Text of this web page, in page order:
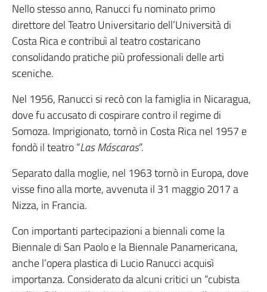
Nello stesso anno, Ranucci fu nominato primo
direttore del Teatro Universitario dell’Università di
Costa Rica e contribuì al teatro costaricano
consolidando pratiche più professionali delle arti
sceniche.
Nel 1956, Ranucci si recò con la famiglia in Nicaragua,
dove fu accusato di cospirare contro il regime di
Somoza. Imprigionato, tornò in Costa Rica nel 1957 e
fondò il teatro “Las Máscaras”.
Separato dalla moglie, nel 1963 tornò in Europa, dove
visse fino alla morte, avvenuta il 31 maggio 2017 a
Nizza, in Francia.
Con importanti partecipazioni a biennali come la
Biennale di San Paolo e la Biennale Panamericana,
anche l’opera plastica di Lucio Ranucci acquisì
importanza. Considerato da alcuni critici un “cubista